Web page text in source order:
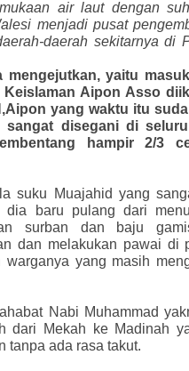
air laut dengan
menjadi pusat
daerah sekitarnya di
mengejutkan, yaitu
Aipon Asso
yang waktu itu
disegani di
hampir 2/3
suku Muajahid yang
dia baru pulang dari
surban dan baju
dan melakukan pawai di
warganya yang masih
Nabi Muhammad
dari Mekah ke Madinah
tanpa ada rasa takut.